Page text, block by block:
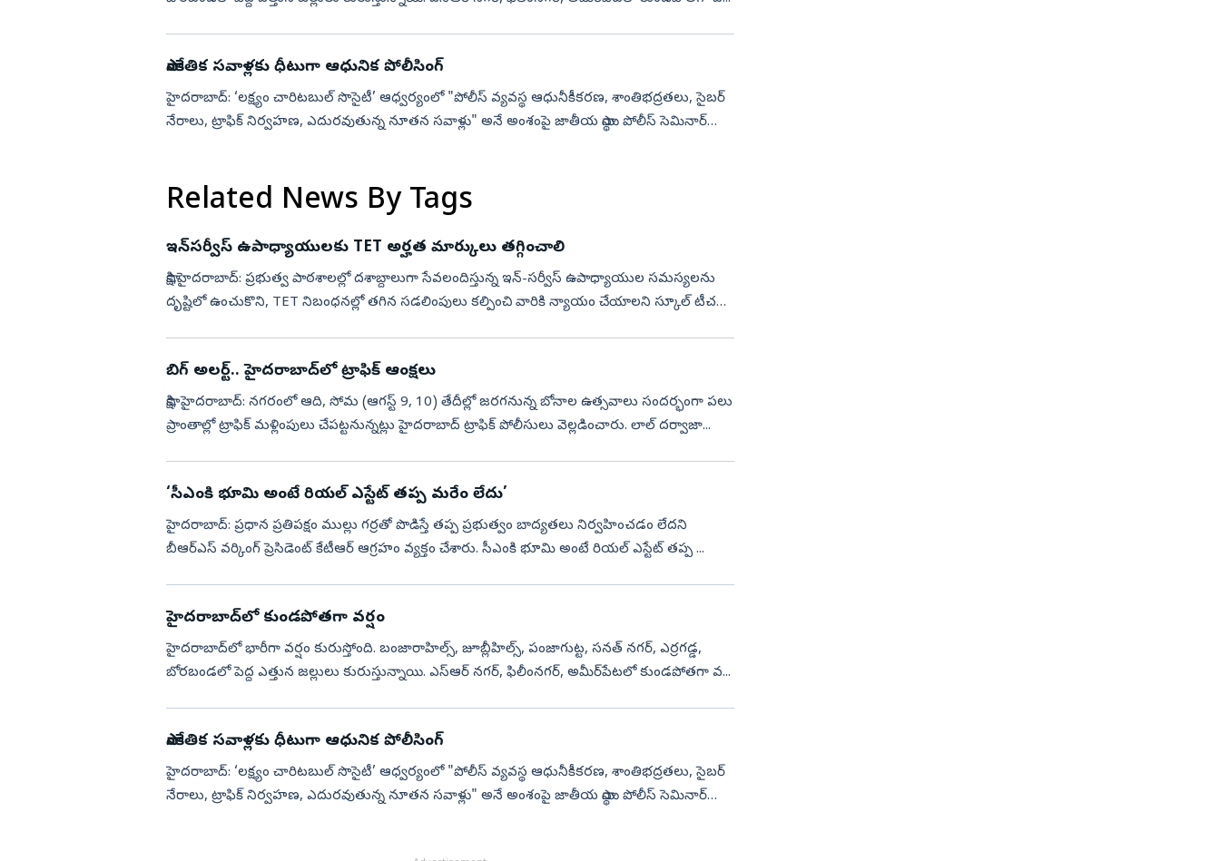
సాంకేతిక సవాళ్లకు ధీటుగా ఆధునిక పోలీసింగ్‌
హైదరాబాద్: ‘లక్ష్యం చారిటబుల్ సొసైటీ’ ఆధ్వర్యంలో "పోలీస్ వ్యవస్థ ఆధునీకీకరణ, శాంతిభద్రతలు, సైబర్
నేరాలు, ట్రాఫిక్ నిర్వహణ, ఎదురవుతున్న నూతన సవాళ్లు" అనే అంశంపై జాతీయ స్థాయి పోలీస్ సెమినార్
Related News By Tags
ఇన్‌సర్వీస్‌ ఉపాధ్యాయులకు TET అర్హత మార్కులు తగ్గించాలి
సాక్షి,హైదరాబాద్: ప్రభుత్వ పాఠశాలల్లో దశాబ్దాలుగా సేవలందిస్తున్న ఇన్-సర్వీస్ ఉపాధ్యాయుల సమస్యలను
దృష్టిలో ఉంచుకొని, TET నిబంధనల్లో తగిన సడలింపులు కల్పించి వారికి న్యాయం చేయాలని స్కూల్ టీచర్స్
బిగ్ అలర్ట్.. హైదరాబాద్‌లో ట్రాఫిక్‌ ఆంక్షలు
సాక్షి, హైదరాబాద్: నగరంలో ఆది, సోమ (ఆగస్ట్‌ 9, 10) తేదీల్లో జరగనున్న బోనాల ఉత్సవాలు సందర్భంగా పలు
ప్రాంతాల్లో ట్రాఫిక్ మళ్లింపులు చేపట్టనున్నట్లు హైదరాబాద్ ట్రాఫిక్ పోలీసులు వెల్లడించారు. లాల్ దర్వాజా...
‘సీఎంకి భూమి అంటే రియల్‌ ఎస్టేట్‌ తప్ప మరేం లేదు’
హైదరాబాద్‌: ప్రధాన ప్రతిపక్షం ముల్లు గర్రతో పొడిస్తే తప్ప ప్రభుత్వం బాద్యతలు నిర్వహించడం లేదని
బీఆర్‌ఎస్‌ వర్కింగ్‌ ప్రెసిడెంట్‌ కేటీఆర్‌ ఆగ్రహం వ్యక్తం చేశారు. సీఎంకి భూమి అంటే రియల్‌ ఎస్టేట్‌ తప్ప ...
హైదరాబాద్‌లో కుండపోతగా వర్షం
హైదరాబాద్‌లో భారీగా వర్షం కురుస్తోంది. బంజారాహిల్స్‌, జూబ్లీహిల్స్‌, పంజాగుట్ట, సనత్‌ నగర్‌, ఎర్రగడ్డ,
బోరబండలో పెద్ద ఎత్తున జల్లులు కురుస్తున్నాయి. ఎస్‌ఆర్‌ నగర్‌, ఫిలీంనగర్‌, అమీర్‌పేటలో కుండపోతగా వ...
సాంకేతిక సవాళ్లకు ధీటుగా ఆధునిక పోలీసింగ్‌
హైదరాబాద్: ‘లక్ష్యం చారిటబుల్ సొసైటీ’ ఆధ్వర్యంలో "పోలీస్ వ్యవస్థ ఆధునీకీకరణ, శాంతిభద్రతలు, సైబర్
నేరాలు, ట్రాఫిక్ నిర్వహణ, ఎదురవుతున్న నూతన సవాళ్లు" అనే అంశంపై జాతీయ స్థాయి పోలీస్ సెమినార్